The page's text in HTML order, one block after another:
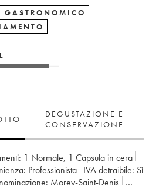
GASTRONOMICO
L
DEGUSTAZIONE E
CONSERVAZIONE
1 Normale, 1 Capsula in cera
professionista IVA detraibile:
sì
Morey-Saint-Denis